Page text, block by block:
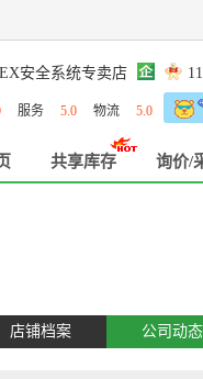
安全系统专卖店
服务 5.0 物流 5.0
共享库存 询价/
店铺档案 公司动态